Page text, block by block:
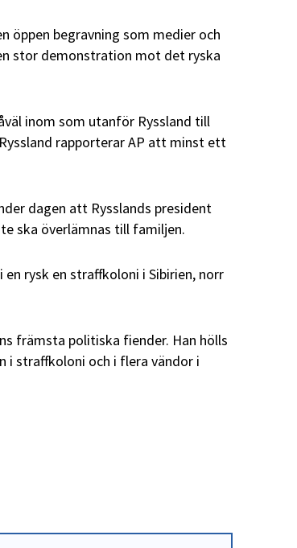
öppen begravning som medier och
stor demonstration mot det ryska
inom som utanför Ryssland till
rapporterar AP att minst ett
dagen att Rysslands president
ska överlämnas till familjen.
en rysk en straffkoloni i Sibirien, norr
främsta politiska fiender. Han hölls
i straffkoloni och i flera vändor i